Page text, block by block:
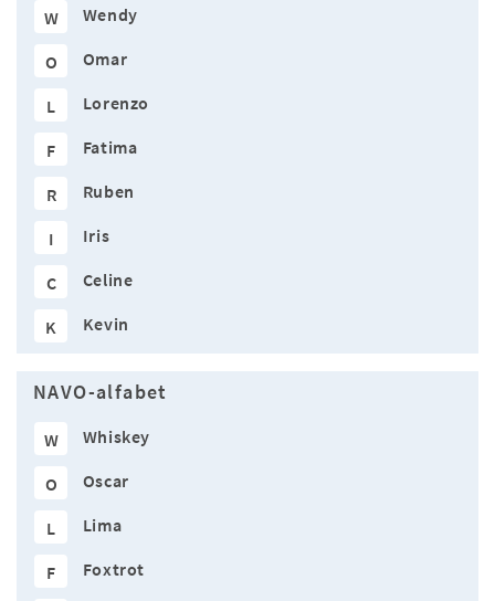
W Wendy
O Omar
L Lorenzo
F Fatima
R Ruben
I Iris
C Celine
K Kevin
NAVO-alfabet
W Whiskey
O Oscar
L Lima
F Foxtrot